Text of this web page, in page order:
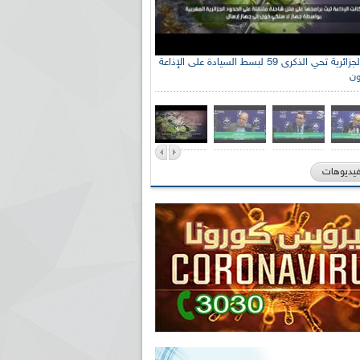
الإذاعة الجزائرية تحي الذكرى 59 لبسط السيادة على الإذاعة